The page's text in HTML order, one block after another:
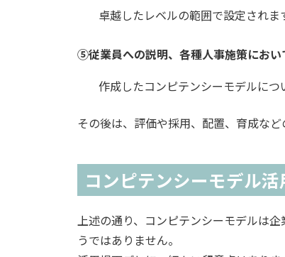
卓越したレベルの範囲で設定されま
⑤従業員への説明、各種人事施策におい
作成したコンピテンシーモデルにつ
その後は、評価や採用、配置、育成な
コンピテンシーモデル
上述の通り、コンピテンシーモデルは
うではありません。